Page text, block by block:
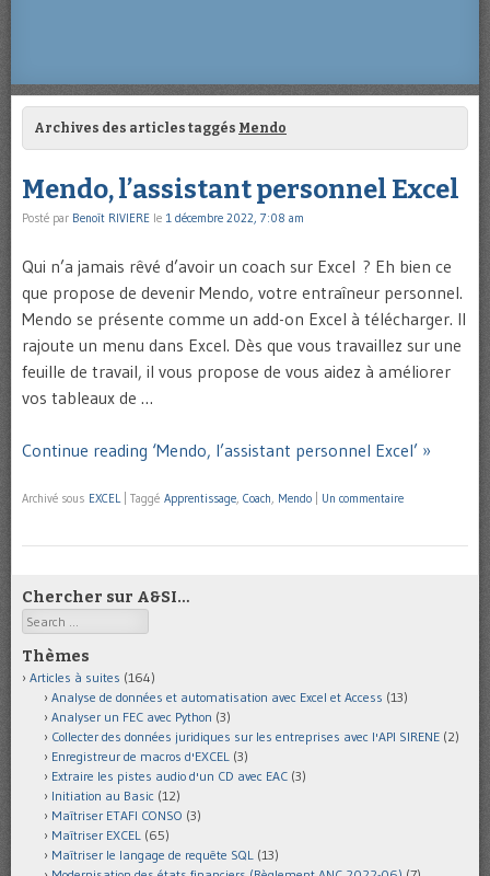
Archives des articles taggés Mendo
Mendo, l’assistant personnel Excel
Posté par Benoît RIVIERE le 1 décembre 2022, 7:08 am
Qui n’a jamais rêvé d’avoir un coach sur Excel ? Eh bien ce
que propose de devenir Mendo, votre entraîneur personnel.
Mendo se présente comme un add-on Excel à télécharger. Il
rajoute un menu dans Excel. Dès que vous travaillez sur une
feuille de travail, il vous propose de vous aidez à améliorer
vos tableaux de …
Continue reading ‘Mendo, l’assistant personnel Excel’ »
Archivé sous EXCEL Taggé Apprentissage, Coach, Mendo Un commentaire
Chercher sur A&SI…
Search
Thèmes
Articles à suites (164)
Analyse de données et automatisation avec Excel et Access (13)
Analyser un FEC avec Python (3)
Collecter des données juridiques sur les entreprises avec l'API SIRENE (2)
Enregistreur de macros d'EXCEL (3)
Extraire les pistes audio d'un CD avec EAC (3)
Initiation au Basic (12)
Maîtriser ETAFI CONSO (3)
Maîtriser EXCEL (65)
Maîtriser le langage de requête SQL (13)